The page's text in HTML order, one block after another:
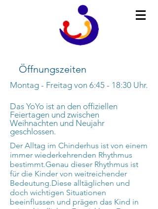
Öffnungszeiten
Montag - Freitag von 6:45 - 18:30 Uhr.
Das YoYo ist an den offiziellen
Feiertagen und zwischen
Weihnachten und Neujahr
geschlossen.
Der Alltag im Chinderhus ist von einem
immer wiederkehrenden Rhythmus
bestimmt.Genau dieser Rhythmus ist
für die Kinder von weitreichender
Bedeutung.Diese alltäglichen und
doch wichtigen Situationen
beeinflussen und prägen das Kind in